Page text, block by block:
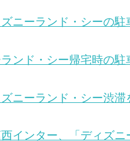
ニーランド・シーの駐
ンド・シー帰宅時の
ニーランド・シー渋滞
インター、「ディズニ